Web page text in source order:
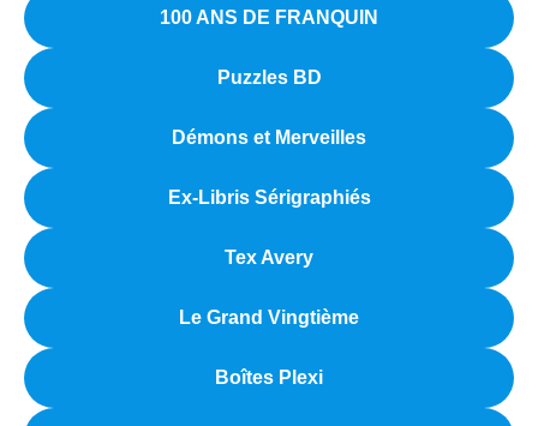
100 ANS DE FRANQUIN
Puzzles BD
Démons et Merveilles
Ex-Libris Sérigraphiés
Tex Avery
Le Grand Vingtième
Boîtes Plexi